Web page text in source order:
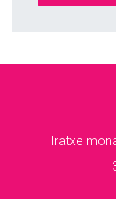
Iratxe